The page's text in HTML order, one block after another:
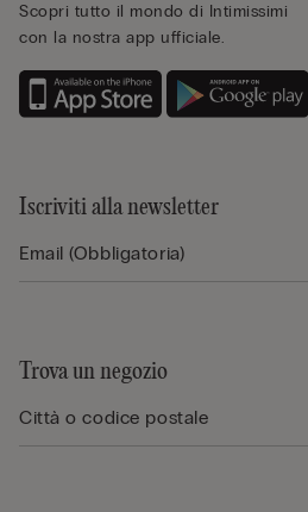
Scopri tutto il mondo di Intimissimi
con la nostra app ufficiale.
Iscriviti alla newsletter
Trova un negozio